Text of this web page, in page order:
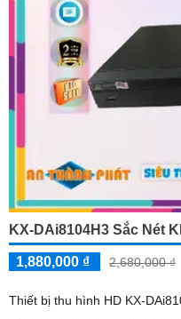
KX-DAi8104H3 Sắc Nét
1,880,000 ₫ 2,680,000 ₫
Thiết bị thu hình HD KX-